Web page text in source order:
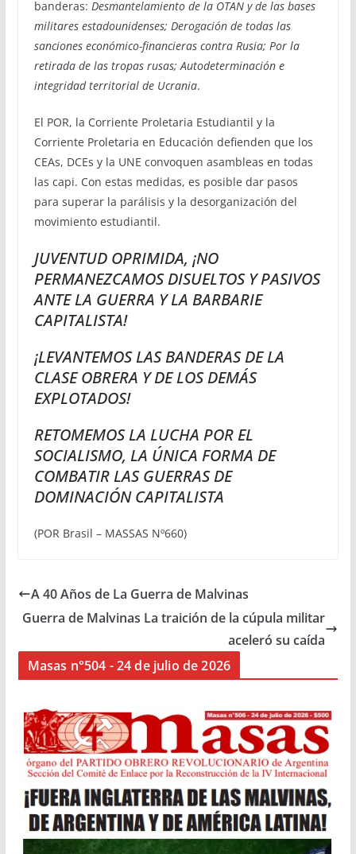
banderas: Desmantelamiento de la OTAN y de las bases
militares estadounidenses; Derogación de todas las
sanciones económico-financieras contra Rusia; Por la
retirada de las tropas rusas; Autodeterminación e
integridad territorial de Ucrania.
El POR, la Corriente Proletaria Estudiantil y la
Corriente Proletaria en Educación defienden que los
CEAs, DCEs y la UNE convoquen asambleas en todas
las capi. Con estas medidas, es posible dar pasos
para superar la parálisis y la desorganización del
movimiento estudiantil.
JUVENTUD OPRIMIDA, ¡NO
PERMANEZCAMOS DISUELTOS Y PASIVOS
ANTE LA GUERRA Y LA BARBARIE
CAPITALISTA!
¡LEVANTEMOS LAS BANDERAS DE LA
CLASE OBRERA Y DE LOS DEMÁS
EXPLOTADOS!
RETOMEMOS LA LUCHA POR EL
SOCIALISMO, LA ÚNICA FORMA DE
COMBATIR LAS GUERRAS DE
DOMINACIÓN CAPITALISTA
(POR Brasil – MASSAS Nº660)
A 40 Años de La Guerra de Malvinas
Guerra de Malvinas La traición de la cúpula militar
aceleró su caída
Masas n°504 - 24 de julio de 2026